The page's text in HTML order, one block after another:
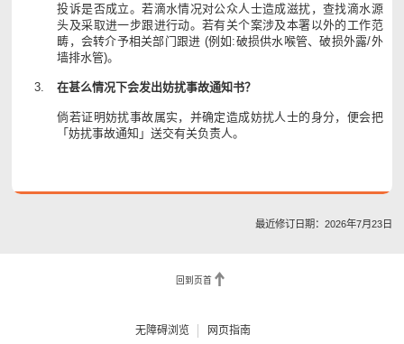
投诉是否成立。若滴水情况对公众人士造成滋扰，查找滴水源
头及采取进一步跟进行动。若有关个案涉及本署以外的工作范
畴，会转介予相关部门跟进 (例如:破损供水喉管、破损外露/外
墙排水管)。
在甚么情况下会发出妨扰事故通知书？
倘若证明妨扰事故属实，并确定造成妨扰人士的身分，便会把
「妨扰事故通知」送交有关负责人。
最近修订日期：2026年7月23日
回到页首
无障碍浏览 网页指南